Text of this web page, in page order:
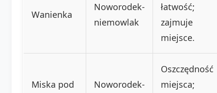
Wanienka
Noworodek-
niemowlak
łatwość;
zajmuje
miejsce.
Miska pod
Noworodek-
Oszczędność
miejsca;